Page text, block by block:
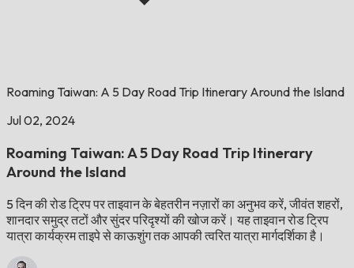
Roaming Taiwan: A 5 Day Road Trip Itinerary Around the Island
Jul 02, 2024
Roaming Taiwan: A 5 Day Road Trip Itinerary
Around the Island
5 दिन की रोड ट्रिप पर ताइवान के बेहतरीन नज़ारों का अनुभव करें, जीवंत शहरों,
शानदार समुद्र तटों और सुंदर परिदृश्यों की खोज करें। यह ताइवान रोड ट्रिप
यात्रा कार्यक्रम ताइपे से काऊशुंग तक आपकी त्वरित यात्रा मार्गदर्शिका है।